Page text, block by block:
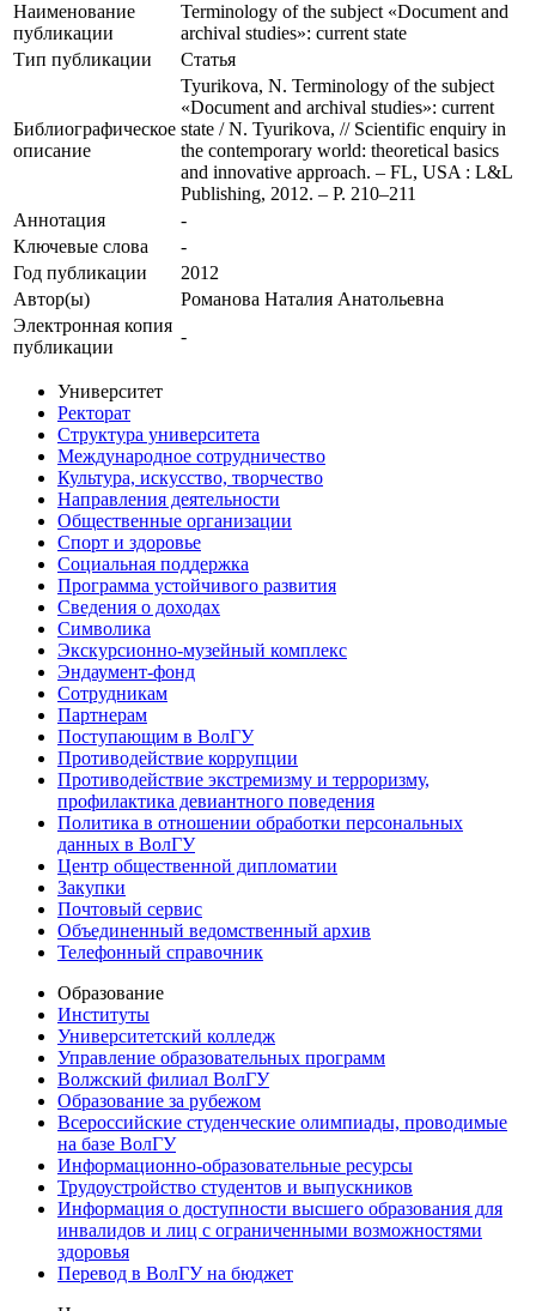
Наименование
публикации
Terminology of the subject «Document and
archival studies»: current state
Тип публикации
Статья
Библиографическое
описание
Tyurikova, N. Terminology of the subject
«Document and archival studies»: current
state / N. Tyurikova, // Scientific enquiry in
the contemporary world: theoretical basiсs
and innovative approach. – FL, USA : L&L
Publishing, 2012. – P. 210–211
Аннотация
-
Ключевые cлова
-
Год публикации
2012
Автор(ы)
Романова Наталия Анатольевна
Электронная копия
публикации
-
Университет
Ректорат
Структура университета
Международное сотрудничество
Культура, искусство, творчество
Направления деятельности
Общественные организации
Спорт и здоровье
Социальная поддержка
Программа устойчивого развития
Сведения о доходах
Символика
Экскурсионно-музейный комплекс
Эндаумент-фонд
Сотрудникам
Партнерам
Поступающим в ВолГУ
Противодействие коррупции
Противодействие экстремизму и терроризму,
профилактика девиантного поведения
Политика в отношении обработки персональных
данных в ВолГУ
Центр общественной дипломатии
Закупки
Почтовый сервис
Объединенный ведомственный архив
Телефонный справочник
Образование
Институты
Университетский колледж
Управление образовательных программ
Волжский филиал ВолГУ
Образование за рубежом
Всероссийские студенческие олимпиады, проводимые
на базе ВолГУ
Информационно-образовательные ресурсы
Трудоустройство студентов и выпускников
Информация о доступности высшего образования для
инвалидов и лиц с ограниченными возможностями
здоровья
Перевод в ВолГУ на бюджет